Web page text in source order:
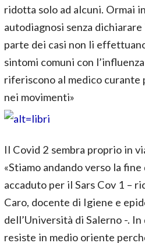
ridotta solo ad alcuni. Ormai
autodiagnosi senza
parte dei casi non li
sintomi comuni con
riferiscono al medico
nei movimenti»
Il Covid 2 sembra proprio in
«Stiamo andando verso la
accaduto per il Sars Cov 1 –
Caro, docente di Igiene e
dell’Università di Salerno -. In
resiste in medio oriente